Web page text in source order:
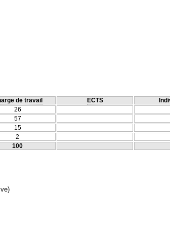
de travail ECTS
26
57
15
2
100